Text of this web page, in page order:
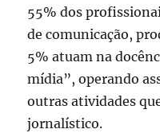
55% dos
de comunicação,
5% atuam na
mídia”, operando
outras atividades
jornalístico.